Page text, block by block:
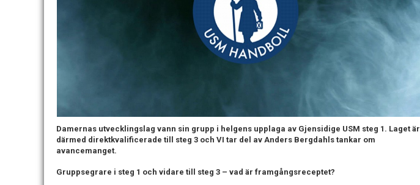
Damernas utvecklingslag vann sin grupp i helgens upplaga av Gjensidige USM steg 1. Laget är
därmed direktkvalificerade till steg 3 och VI tar del av Anders Bergdahls tankar om
avancemanget.
Gruppsegrare i steg 1 och vidare till steg 3 – vad är framgångsreceptet?